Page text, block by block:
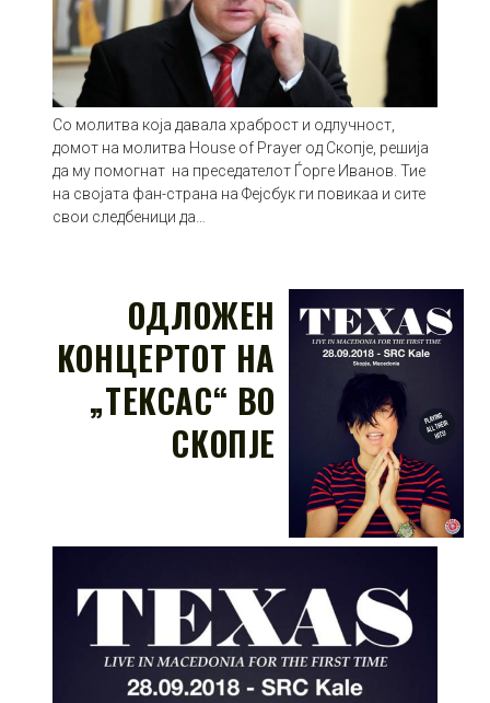
Со молитва која давала храброст и одлучност,
домот на молитва House of Prayer од Скопје, решија
да му помогнат на преседателот Ѓорге Иванов. Тие
на својата фан-страна на Фејсбук ги повикаа и сите
свои следбеници да…
ОДЛОЖЕН
КОНЦЕРТОТ НА
„ТЕКСАС“ ВО
СКОПЈЕ